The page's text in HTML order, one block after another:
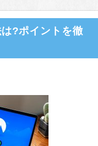
は?ポイントを徹